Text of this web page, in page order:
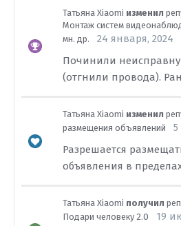
Татьяна Xiaomi изменил
Монтаж систем
мн. др.
24 января, 2024
Починили
(отгнили провода).
Татьяна Xiaomi изменил
размещения объявлений
5
Разрешается
объявления в
Татьяна Xiaomi получил
Подари человеку 2.0
19